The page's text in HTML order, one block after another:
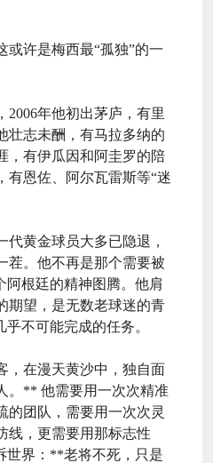
许是梅西最“孤独”的一
2006年他初出茅庐，有里
壮志未酬，有马拉多纳的
，有伊瓜因和阿圭罗的陪
有恩佐、阿尔瓦雷斯等“迷
代黄金球员大多已隐退，
茬。他不再是那个需要被
阿根廷的精神图腾。他肩
期望，是无数老球迷的青
不可能完成的任务。
，在漫天黄沙中，独自面
。** 他需要用一次次精准
的团队，需要用一次次灵
线，更需要用那标志性
世界：**老将不死，只是